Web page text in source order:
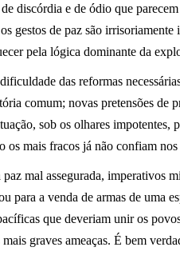
discórdia e de ódio que
gestos de paz são
pela lógica dominante da
das reformas
comum; novas pretensões
sob os olhares impotentes,
os mais fracos já não confiam nos
mal assegurada, imperativos
para a venda de armas de uma
que deveriam unir os
graves ameaças. É bem